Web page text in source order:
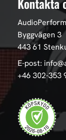
Byggvägen 3
443 61
E-post:
+46 302-353